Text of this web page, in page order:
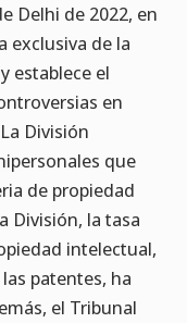
Delhi de 2022, en
exclusiva de la
establece el
en
División
que
de propiedad
División, la tasa
intelectual,
patentes, ha
el Tribunal